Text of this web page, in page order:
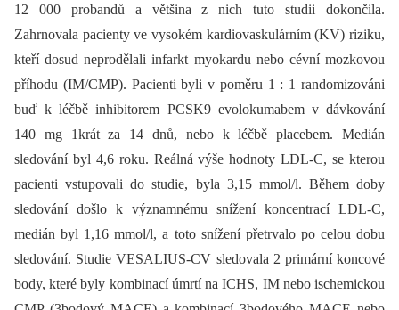
12 000 probandů a většina z nich tuto studii dokončila.
Zahrnovala pacienty ve vysokém kardiovaskulárním (KV) riziku,
kteří dosud neprodělali infarkt myokardu nebo cévní mozkovou
příhodu (IM/CMP). Pacienti byli v poměru 1 : 1 randomizováni
buď k léčbě inhibitorem PCSK9 evolokumabem v dávkování
140 mg 1krát za 14 dnů, nebo k léčbě placebem. Medián
sledování byl 4,6 roku. Reálná výše hodnoty LDL-C, se kterou
pacienti vstupovali do studie, byla 3,15 mmol/l. Během doby
sledování došlo k významnému snížení koncentrací LDL-C,
medián byl 1,16 mmol/l, a toto snížení přetrvalo po celou dobu
sledování. Studie VESALIUS-CV sledovala 2 primární koncové
body, které byly kombinací úmrtí na ICHS, IM nebo ischemickou